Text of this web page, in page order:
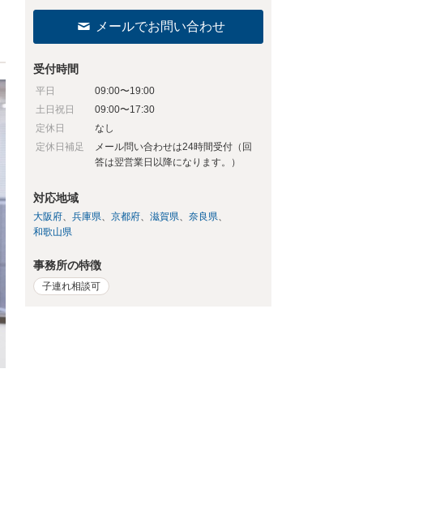
メールでお問い合わせ
受付時間
平日
09:00〜19:00
土日祝日
09:00〜17:30
定休日
なし
定休日補足
メール問い合わせは24時間受付（回
答は翌営業日以降になります。）
対応地域
大阪府 兵庫県 京都府 滋賀県
奈良県
和歌山県
事務所の特徴
子連れ相談可